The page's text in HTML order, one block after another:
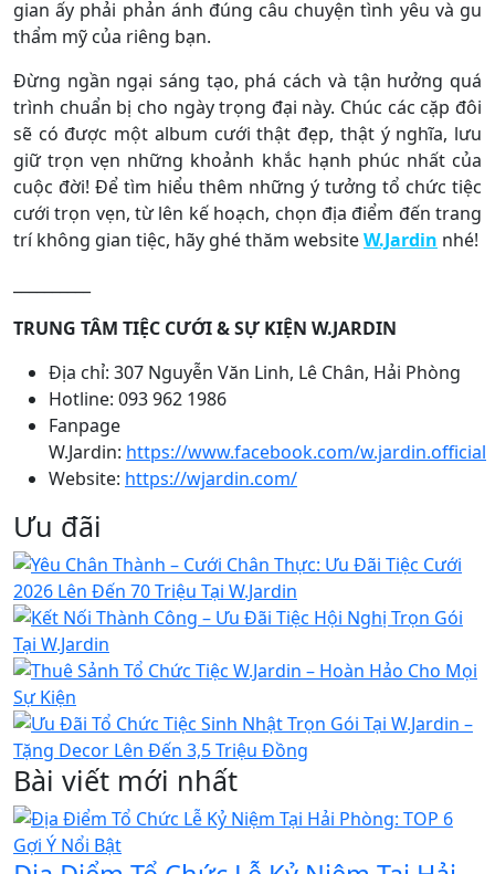
gian ấy phải phản ánh đúng câu chuyện tình yêu và gu
thẩm mỹ của riêng bạn.
Đừng ngần ngại sáng tạo, phá cách và tận hưởng quá
trình chuẩn bị cho ngày trọng đại này. Chúc các cặp đôi
sẽ có được một album cưới thật đẹp, thật ý nghĩa, lưu
giữ trọn vẹn những khoảnh khắc hạnh phúc nhất của
cuộc đời! Để tìm hiểu thêm những ý tưởng tổ chức tiệc
cưới trọn vẹn, từ lên kế hoạch, chọn địa điểm đến trang
trí không gian tiệc, hãy ghé thăm websiteW.Jardin nhé!
TRUNG TÂM TIỆC CƯỚI & SỰ KIỆN W.JARDIN
Địa chỉ: 307 Nguyễn Văn Linh, Lê Chân, Hải Phòng
Hotline: 093 962 1986
Fanpage
W.Jardin: https://www.facebook.com/w.jardin.official
Website: https://wjardin.com/
Ưu đãi
Bài viết mới nhất